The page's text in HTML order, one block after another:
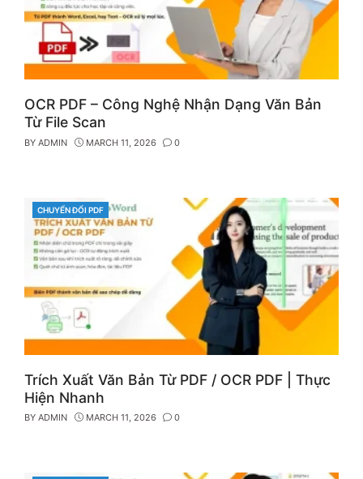
OCR PDF – Công Nghệ Nhận Dạng Văn Bản
Từ File Scan
BY ADMIN MARCH 11, 2026 0
CATEGORIES
CHUYỂN ĐỔI PDF
Trích Xuất Văn Bản Từ PDF / OCR PDF | Thực
Hiện Nhanh
BY ADMIN MARCH 11, 2026 0